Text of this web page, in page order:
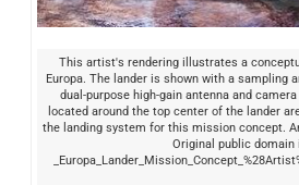
This artist's rendering illustrates a
Europa. The lander is shown with a sampling
dual-purpose high-gain antenna and
located around the top center of the lander
the landing system for this mission concept.
Original public